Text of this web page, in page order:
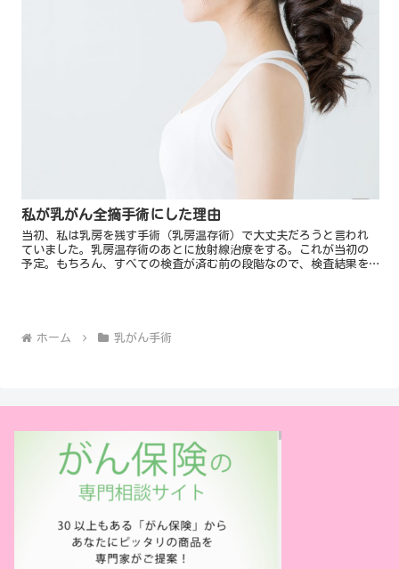
私が乳がん全摘手術にした理由
当初、私は乳房を残す手術（乳房温存術）で大丈夫だろうと言われ
ていました。乳房温存術のあとに放射線治療をする。これが当初の
予定。もちろん、すべての検査が済む前の段階なので、検査結果を
ホーム 乳がん手術